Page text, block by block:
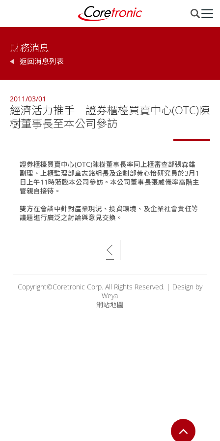
財務消息
返回消息列表
2011/03/01
經濟活力推手 證券櫃檯買賣中心(OTC)陳
樹董事長至本公司參訪
證券櫃檯買賣中心(OTC)陳樹董事長率同上櫃審查部張森雄
副理、上櫃監理部章志銘組長及企劃部黃心怡研究員於3月1
日上午11時蒞臨本公司參訪。本公司董事長張威儀率高階主
管親自接待。
雙方在會談中針對產業現況、投資環境、及企業社會責任等
議題進行廣泛之討論與意見交換。
Copyright©Coretronic Corp. All Rights Reserved. | Design by
Weya
網站地圖